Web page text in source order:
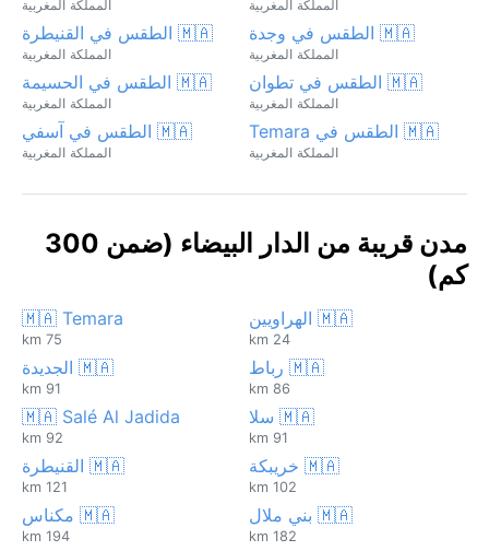
المملكة المغربية المملكة المغربية
🇲🇦 الطقس في وجدة
المملكة المغربية
🇲🇦 الطقس في القنيطرة
المملكة المغربية
🇲🇦 الطقس في تطوان
المملكة المغربية
🇲🇦 الطقس في الحسيمة
المملكة المغربية
🇲🇦 الطقس في Temara
المملكة المغربية
🇲🇦 الطقس في آسفي
المملكة المغربية
مدن قريبة من الدار البيضاء (ضمن 300
كم)
🇲🇦 الهراويين
24 km
🇲🇦 Temara
75 km
🇲🇦 رباط
86 km
🇲🇦 الجديدة
91 km
🇲🇦 سلا
91 km
🇲🇦 Salé Al Jadida
92 km
🇲🇦 خريبكة
102 km
🇲🇦 القنيطرة
121 km
🇲🇦 بني ملال
182 km
🇲🇦 مكناس
194 km